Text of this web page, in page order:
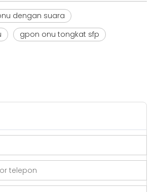
dengan suara
gpon onu tongkat sfp